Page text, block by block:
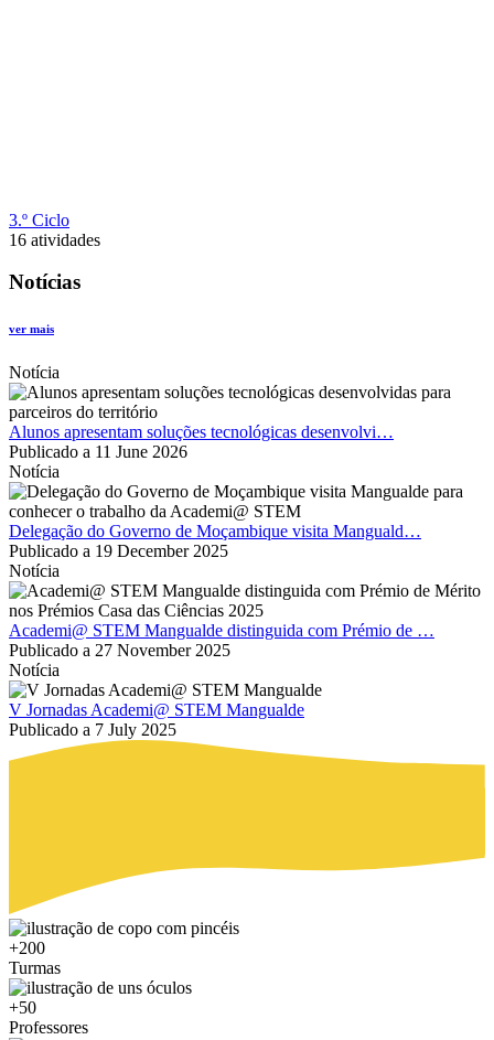
3.º Ciclo
16 atividades
Notícias
ver mais
Notícia
Alunos apresentam soluções tecnológicas desenvolvi…
Publicado a 11 June 2026
Notícia
Delegação do Governo de Moçambique visita Manguald…
Publicado a 19 December 2025
Notícia
Academi@ STEM Mangualde distinguida com Prémio de …
Publicado a 27 November 2025
Notícia
V Jornadas Academi@ STEM Mangualde
Publicado a 7 July 2025
+200
Turmas
+50
Professores